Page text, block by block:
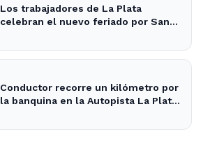
Los trabajadores de La Plata
celebran el nuevo feriado por San
Conductor recorre un kilómetro por
la banquina en la Autopista La Plata-